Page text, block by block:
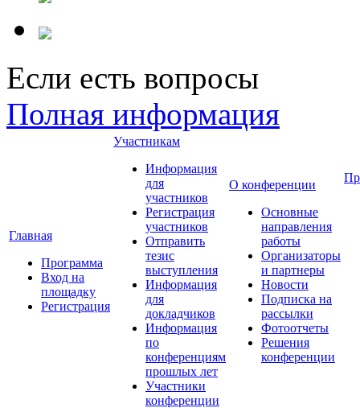
Если есть вопросы
Полная информация
Главная
Программа
Вход на
площадку
Регистрация
Участникам
Информация
для
участников
Регистрация
участников
Отправить
тезис
выступления
Информация
для
докладчиков
Информация
по
конференциям
прошлых лет
Участники
конференции
О конференции
Основные
направления
работы
Организаторы
и партнеры
Новости
Подписка на
рассылки
Фотоотчеты
Решения
конференции